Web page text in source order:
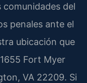
comunidades del
penales ante el
ubicación que
Fort Myer
VA 22209. Si